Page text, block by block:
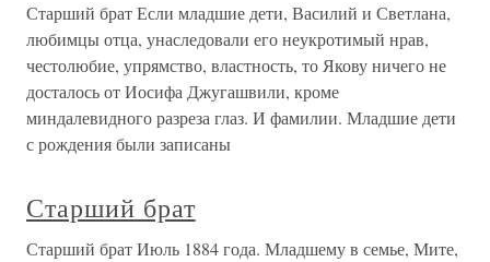
Старший брат Если младшие дети, Василий и Светлана,
любимцы отца, унаследовали его неукротимый нрав,
честолюбие, упрямство, властность, то Якову ничего не
досталось от Иосифа Джугашвили, кроме
миндалевидного разреза глаз. И фамилии. Младшие дети
с рождения были записаны
Старший брат
Старший брат Июль 1884 года. Младшему в семье, Мите,